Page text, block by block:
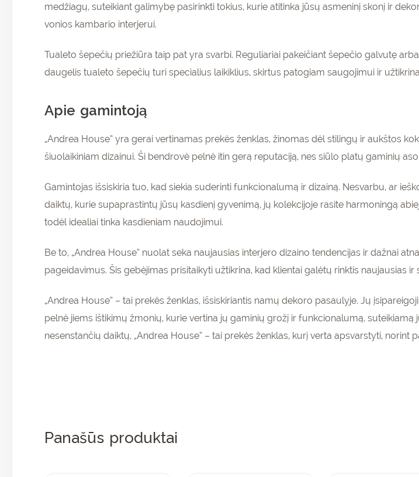
medžiagų, suteikiant galimybę pasirinkti tokius, kurie atitinka jūsų asmeninį skonį ir
vonios kambario interjerui.
Tualeto šepečių priežiūra taip pat yra svarbi. Reguliariai pakeičiant šepečio galvutę
daugelis tualeto šepečių turi specialius laikiklius, skirtus patogiam saugojimui ir
Apie gamintoją
„Andrea House” yra gerai vertinamas prekės ženklas, žinomas dėl stilingų ir aukštos
šiuolaikiniam dizainui. Ši bendrovė pelnė itin gerą reputaciją, nes siūlo platų gaminių
Gamintojas išsiskiria tuo, kad siekia suderinti funkcionalumą ir dizainą. Nesvarbu, ar
daiktų, kurie supaprastintų jūsų kasdienį gyvenimą, jų kolekcijoje rasite harmoningą
todėl idealiai tinka kasdieniam naudojimui.
Be to, „Andrea House” nuolat seka naujausias interjero dizaino tendencijas ir dažnai
pageidavimus. Šis gebėjimas prisitaikyti užtikrina, kad klientai galėtų rinktis naujausias
„Andrea House” – tai prekės ženklas, išsiskiriantis namų dekoro pasaulyje. Jų
pelnė jiems ištikimų žmonių, kurie vertina jų gaminių grožį ir funkcionalumą,
nesenstančių daiktų, „Andrea House” – tai prekės ženklas, kurį verta apsvarstyti, norint
Panašūs produktai
Prenumeruokite
ir gaukite15%